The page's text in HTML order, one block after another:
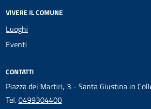
VIVERE IL COMUNE
Luoghi
Eventi
CONTATTI
Piazza dei Martiri, 3 - Santa Giustina in
Tel.0499304400